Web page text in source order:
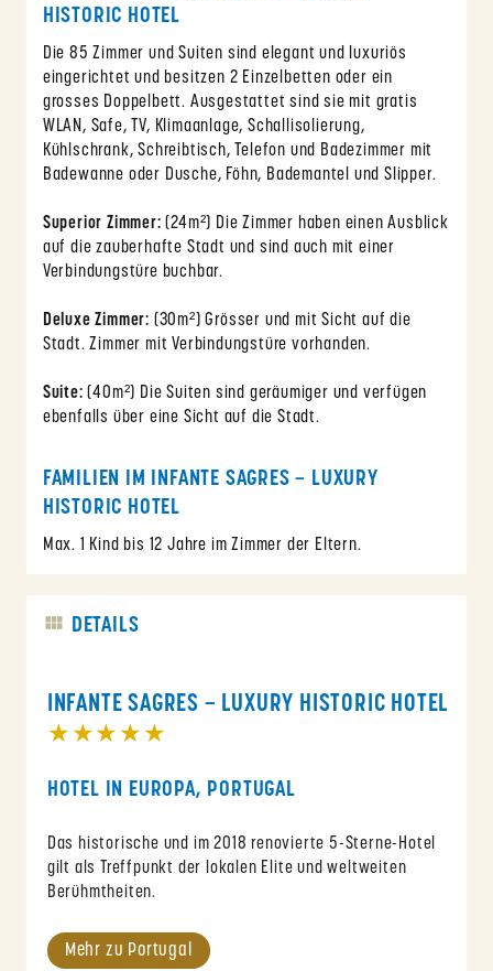
HISTORIC HOTEL
Die 85 Zimmer und Suiten sind elegant und luxuriös
eingerichtet und besitzen 2 Einzelbetten oder ein
grosses Doppelbett. Ausgestattet sind sie mit gratis
WLAN, Safe, TV, Klimaanlage, Schallisolierung,
Kühlschrank, Schreibtisch, Telefon und Badezimmer mit
Badewanne oder Dusche, Föhn, Bademantel und Slipper.
Superior Zimmer: (24m²) Die Zimmer haben einen Ausblick
auf die zauberhafte Stadt und sind auch mit einer
Verbindungstüre buchbar.
Deluxe Zimmer: (30m²) Grösser und mit Sicht auf die
Stadt. Zimmer mit Verbindungstüre vorhanden.
Suite: (40m²) Die Suiten sind geräumiger und verfügen
ebenfalls über eine Sicht auf die Stadt.
FAMILIEN IM INFANTE SAGRES – LUXURY
HISTORIC HOTEL
Max. 1 Kind bis 12 Jahre im Zimmer der Eltern.
DETAILS
INFANTE SAGRES – LUXURY HISTORIC HOTEL
★★★★★
HOTEL IN EUROPA, PORTUGAL
Das historische und im 2018 renovierte 5-Sterne-Hotel
gilt als Treffpunkt der lokalen Elite und weltweiten
Berühmtheiten.
Mehr zu Portugal